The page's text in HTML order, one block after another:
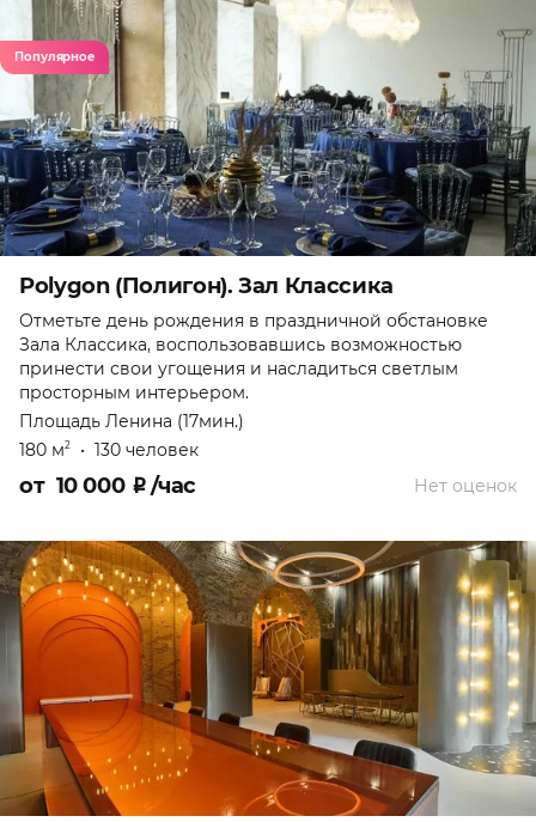
Популярное
Polygon (Полигон). Зал Классика
Отметьте день рождения в праздничной обстановке
Зала Классика, воспользовавшись возможностью
принести свои угощения и насладиться светлым
просторным интерьером.
Площадь Ленина (17мин.)
180 м2 • 130 человек
Нет оценок
от 10 000 ₽/час